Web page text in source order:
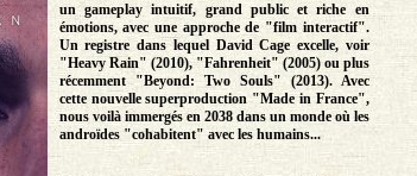
un gameplay intuitif, grand public et riche en
émotions, avec une approche de "film interactif".
Un registre dans lequel David Cage excelle, voir
"Heavy Rain" (2010), "Fahrenheit" (2005) ou plus
récemment "Beyond: Two Souls" (2013). Avec
cette nouvelle superproduction "Made in France",
nous voilà immergés en 2038 dans un monde où les
androïdes "cohabitent" avec les humains...